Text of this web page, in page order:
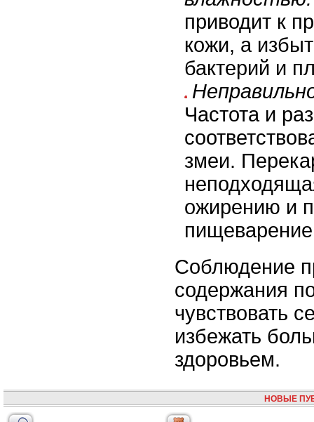
приводит к
кожи, а
бактерий и
Частота и
змеи.
ожирению и
Соблюдение
содержания
чувствовать
избежать
здоровьем.
НОВЫЕ